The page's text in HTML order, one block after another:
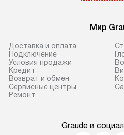
Мир
Доставка и оплата
Подключение
Условия продажи
Кредит
Возврат и обмен
Сервисные центры
Ремонт
Graude в